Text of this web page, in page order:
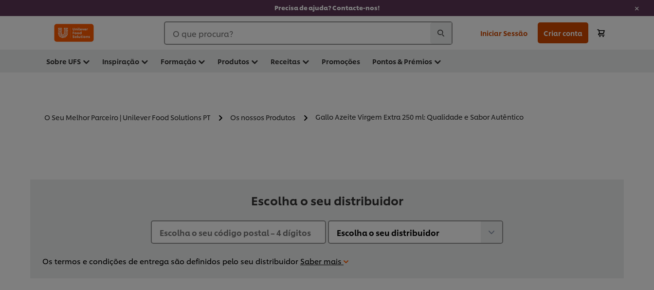
Precisa de ajuda? Contacte-nos!
O que procura? Iniciar Sessão Criar conta
Sobre UFS Inspiração Formação Produtos Receitas Promoções Pontos & Prémios
O Seu Melhor Parceiro | Unilever Food Solutions PT Os nossos Produtos Gallo Azeite Virgem Extra 250 ml: Qualidade e Sabor Autêntico
Escolha o seu distribuidor
Os termos e condições de entrega são definidos pelo seu distribuidor Saber mais